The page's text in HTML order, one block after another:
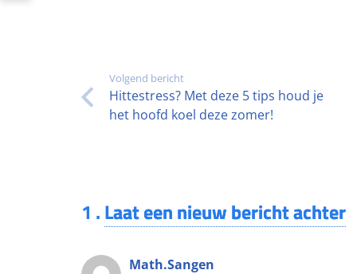
Volgend bericht
Hittestress? Met deze 5 tips houd je
het hoofd koel deze zomer!
1 .Laat een nieuw bericht achter
Math.Sangen